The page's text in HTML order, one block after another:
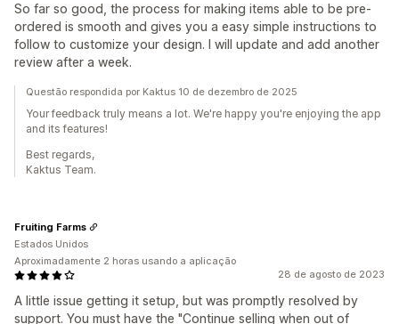
So far so good, the process for making items able to be pre-
ordered is smooth and gives you a easy simple instructions to
follow to customize your design. I will update and add another
review after a week.
Questão respondida por Kaktus 10 de dezembro de 2025
Your feedback truly means a lot. We're happy you're enjoying the app
and its features!
Best regards,
Kaktus Team.
28 de agosto de 2023
A little issue getting it setup, but was promptly resolved by
support. You must have the "Continue selling when out of
Fruiting Farms
Estados Unidos
Aproximadamente 2 horas usando a aplicação